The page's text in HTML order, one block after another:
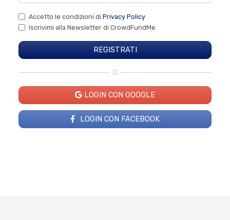
Accetto le condizioni di Privacy Policy
Iscrivimi alla Newsletter di CrowdFundMe
O
LOGIN CON GOOGLE
LOGIN CON FACEBOOK